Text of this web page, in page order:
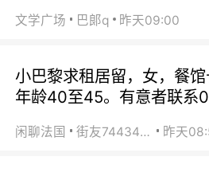
文学广场 巴郞q 昨天09:00
小巴黎求租居留，女，餐
年龄40至45。有意者联系
闲聊法国 街友74434350 昨天